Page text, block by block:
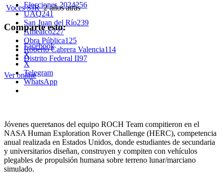
Elecciones 2024256
UAQ241
San Juan del Río239
Amealco227
Obra Pública125
Roberto Cabrera Valencia114
Distrito Federal II97
Ver online
Voces SJR2 años atrás
Comparte esto:
Facebook
X
X
Telegram
WhatsApp
Jóvenes queretanos del equipo ROCH Team compitieron en el
NASA Human Exploration Rover Challenge (HERC), competencia
anual realizada en Estados Unidos, donde estudiantes de secundaria
y universitarios diseñan, construyen y compiten con vehículos
plegables de propulsión humana sobre terreno lunar/marciano
simulado.